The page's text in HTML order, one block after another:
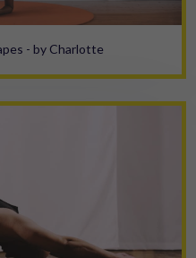
- by Charlotte